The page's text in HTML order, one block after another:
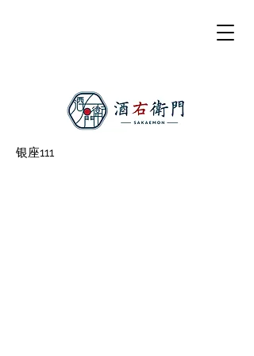
银座111